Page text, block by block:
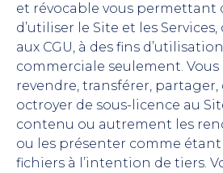
et révocable vous permettant
d’utiliser le Site et les
aux CGU, à des fins
commerciale seulement. Vous
revendre, transférer,
octroyer de sous-licence au
contenu ou autrement les
ou les présenter comme
fichiers à l’intention de tiers.